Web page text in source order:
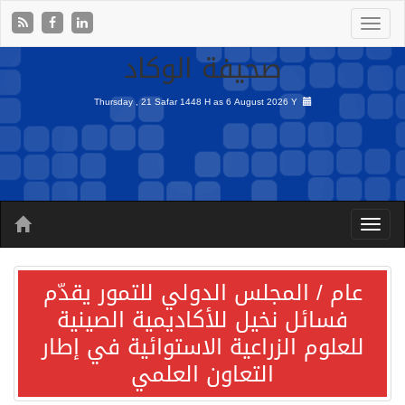
صحيفة الوكاد
Thursday , 21 Safar 1448 H as6 August 2026 Y
عام / المجلس الدولي للتمور يقدّم
فسائل نخيل للأكاديمية الصينية
للعلوم الزراعية الاستوائية في إطار
التعاون العلمي